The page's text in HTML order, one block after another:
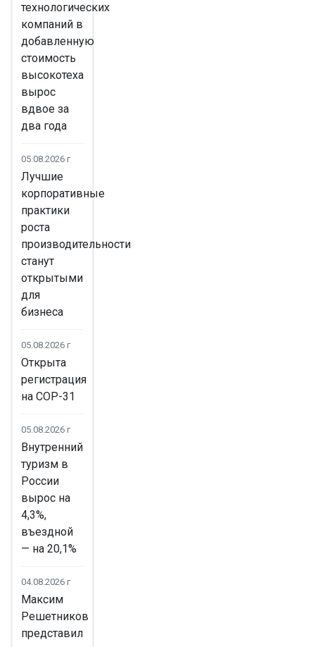
технологических
компаний в
добавленную
стоимость
высокотеха
вырос
вдвое за
два года
05.08.2026 г
Лучшие
корпоративные
практики
роста
производительности
станут
открытыми
для
бизнеса
05.08.2026 г
Открыта
регистрация
на COP-31
05.08.2026 г
Внутренний
туризм в
России
вырос на
4,3%,
въездной
— на 20,1%
04.08.2026 г
Максим
Решетников
представил